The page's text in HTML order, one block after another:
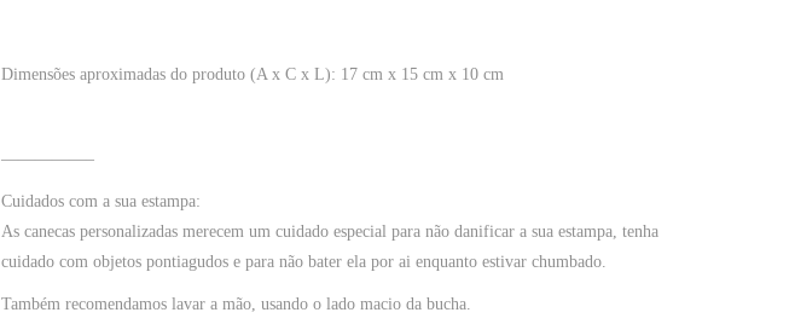
Dimensões aproximadas do produto (A x C x L): 17 cm x 15 cm x 10 cm
—————–
Cuidados com a sua estampa:
As canecas personalizadas merecem um cuidado especial para não danificar a sua estampa, tenha
cuidado com objetos pontiagudos e para não bater ela por ai enquanto estivar chumbado.
Também recomendamos lavar a mão, usando o lado macio da bucha.